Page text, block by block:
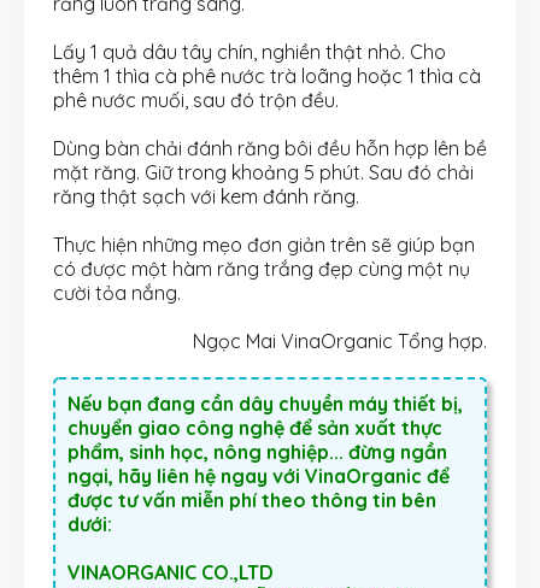
Lấy 1 quả dâu tây chín, nghiền thật nhỏ. Cho
thêm 1 thìa cà phê nước trà loãng hoặc 1 thìa cà
phê nước muối, sau đó trộn đều.
Dùng bàn chải đánh răng bôi đều hỗn hợp lên bề
mặt răng. Giữ trong khoảng 5 phút. Sau đó chải
răng thật sạch với kem đánh răng.
Thực hiện những mẹo đơn giản trên sẽ giúp bạn
có được một hàm răng trắng đẹp cùng một nụ
cười tỏa nắng.
Ngọc Mai VinaOrganic Tổng hợp.
Nếu bạn đang cần dây chuyền máy thiết bị,
chuyển giao công nghệ để sản xuất thực
phẩm, sinh học, nông nghiệp... đừng ngần
ngại, hãy liên hệ ngay với VinaOrganic để
được tư vấn miễn phí theo thông tin bên
dưới:
VINAORGANIC CO.,LTD